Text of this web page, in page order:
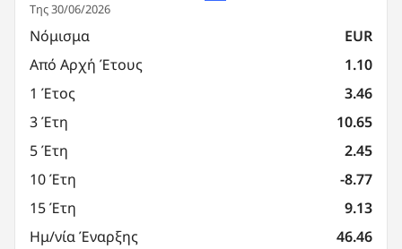
Της 30/06/2026
Νόμισμα
EUR
Από Αρχή Έτους
1.10
1 Έτος
3.46
3 Έτη
10.65
5 Έτη
2.45
10 Έτη
-8.77
15 Έτη
9.13
Ημ/νία Έναρξης
46.46